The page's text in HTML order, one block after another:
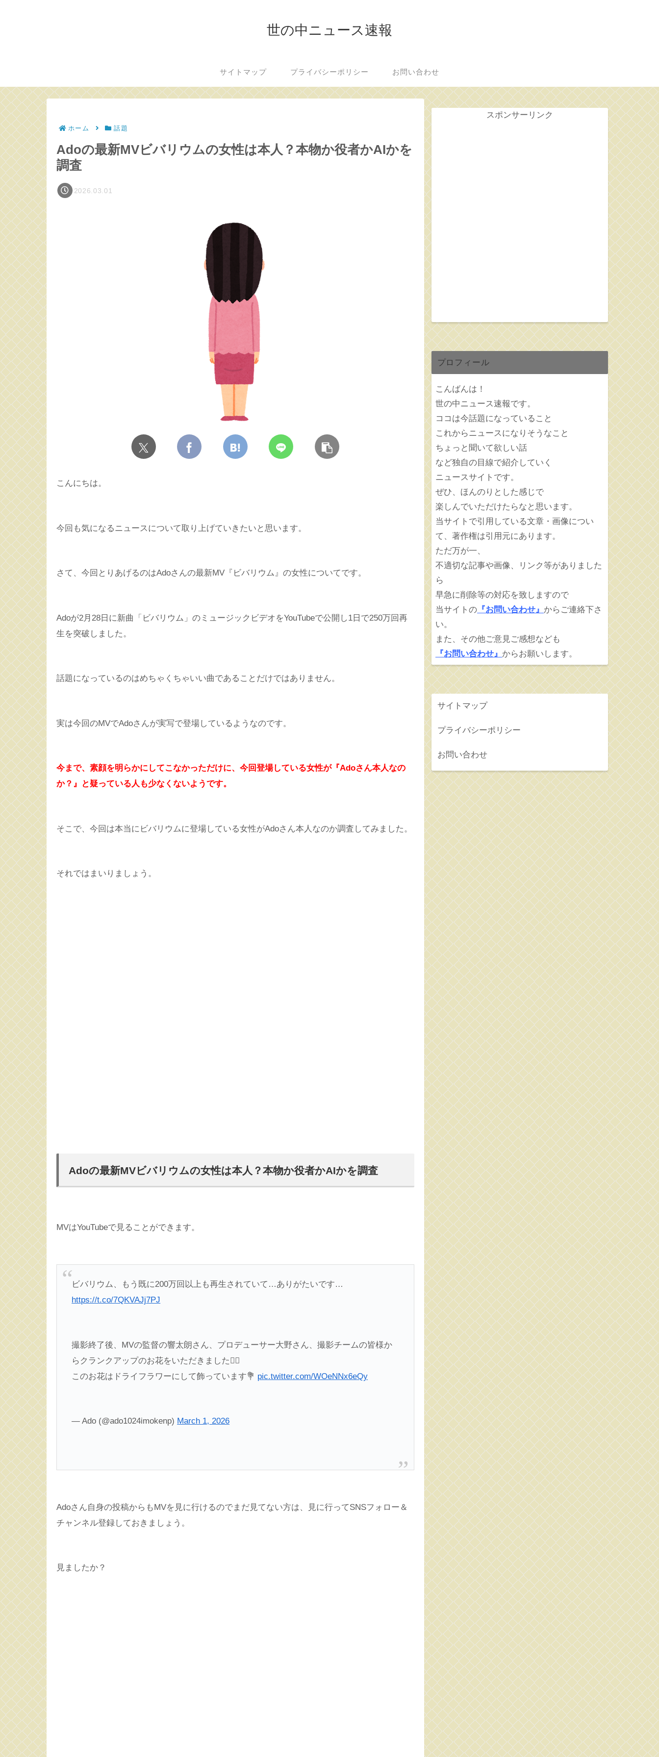
世の中ニュース速報
サイトマップ プライバシーポリシー お問い合わせ
ホーム 話題
Adoの最新MVビバリウムの女性は本人？本物か役者かAIかを
調査
2026.03.01
こんにちは。
今回も気になるニュースについて取り上げていきたいと思います。
さて、今回とりあげるのはAdoさんの最新MV『ビバリウム』の女性についてです。
Adoが2月28日に新曲「ビバリウム」のミュージックビデオをYouTubeで公開し1日で250万回再
生を突破しました。
話題になっているのはめちゃくちゃいい曲であることだけではありません。
実は今回のMVでAdoさんが実写で登場しているようなのです。
今まで、素顔を明らかにしてこなかっただけに、今回登場している女性が『Adoさん本人なの
か？』と疑っている人も少なくないようです。
そこで、今回は本当にビバリウムに登場している女性がAdoさん本人なのか調査してみました。
それではまいりましょう。
Adoの最新MVビバリウムの女性は本人？本物か役者かAIかを調査
MVはYouTubeで見ることができます。
ビバリウム、もう既に200万回以上も再生されていて…ありがたいです…
https://t.co/7QKVAJj7PJ
撮影終了後、MVの監督の響太朗さん、プロデューサー大野さん、撮影チームの皆様か
らクランクアップのお花をいただきました🙇‍♂️
このお花はドライフラワーにして飾っています💐 pic.twitter.com/WOeNNx6eQy
— Ado (@ado1024imokenp) March 1, 2026
Adoさん自身の投稿からもMVを見に行けるのでまだ見てない方は、見に行ってSNSフォロー＆
チャンネル登録しておきましょう。
見ましたか？
スポンサーリンク
プロフィール
こんばんは！
世の中ニュース速報です。
ココは今話題になっていること
これからニュースになりそうなこと
ちょっと聞いて欲しい話
など独自の目線で紹介していく
ニュースサイトです。
ぜひ、ほんのりとした感じで
楽しんでいただけたらなと思います。
当サイトで引用している文章・画像につい
て、著作権は引用元にあります。
ただ万が一、
不適切な記事や画像、リンク等がありました
ら
早急に削除等の対応を致しますので
当サイトの 『お問い合わせ』 からご連絡下さ
い。
また、その他ご意見ご感想なども
『お問い合わせ』 からお願いします。
サイトマップ
プライバシーポリシー
お問い合わせ